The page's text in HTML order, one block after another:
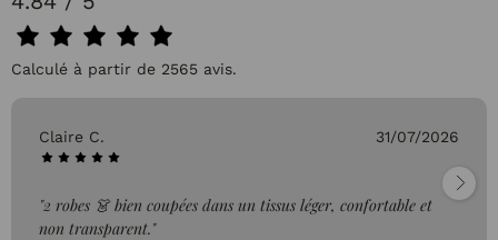
Calculé à partir de 2565 avis.
Claire C. 31/07/2026
"2 robes 👗 bien coupées dans un tissus léger, confortable et
non transparent."